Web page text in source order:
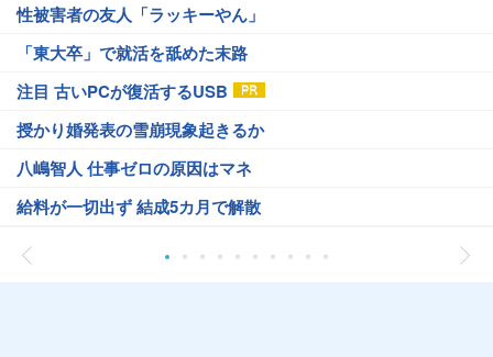
性被害者の友人「ラッキーやん」
「東大卒」で就活を舐めた末路
注目 古いPCが復活するUSB
授かり婚発表の雪崩現象起きるか
八嶋智人 仕事ゼロの原因はマネ
給料が一切出ず 結成5カ月で解散